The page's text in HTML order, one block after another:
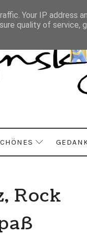
Rock
Your IP address
quality of service,